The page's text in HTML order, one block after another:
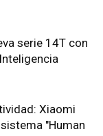
serie 14T con
Xiaomi
"Human